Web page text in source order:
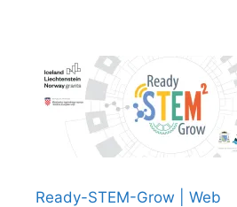
Ready-STEM-Grow | Web